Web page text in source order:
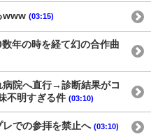
www (03:15)
年の時を経て幻の合作曲
病院へ直行→診断結果がコ
不明すぎる件 (03:10)
レでの参拝を禁止へ (03:10)